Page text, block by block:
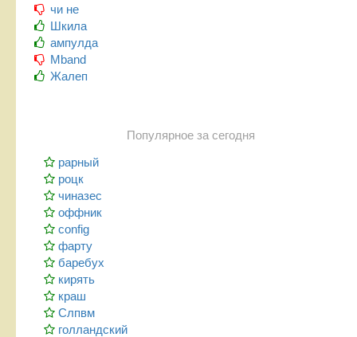
чи не
Шкила
ампулда
Mband
Жалеп
Популярное за сегодня
рарный
роцк
чиназес
оффник
config
фарту
баребух
кирять
краш
Слпвм
голландский